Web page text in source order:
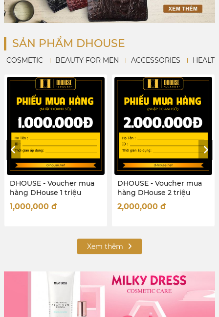
SẢN PHẨM DHOUSE
COSMETIC BEAUTY FOR MEN ACCESSORIES
DHOUSE - Voucher mua
hàng DHouse 2 triệu
2,000,000đ
DHOUSE - Voucher mua
hàng DHouse 50 Triệu
50,000,000
Xem thêm